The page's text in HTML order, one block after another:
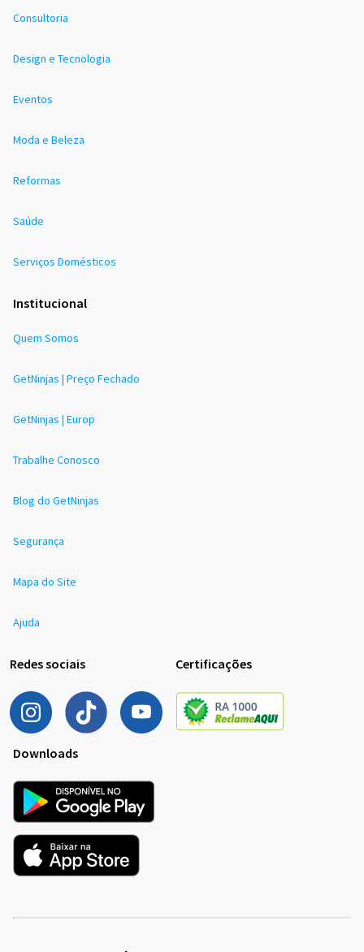
Consultoria
Design e Tecnologia
Eventos
Moda e Beleza
Reformas
Saúde
Serviços Domésticos
Institucional
Quem Somos
GetNinjas | Preço Fechado
GetNinjas | Europ
Trabalhe Conosco
Blog do GetNinjas
Segurança
Mapa do Site
Ajuda
Redes sociais Certificações
Downloads